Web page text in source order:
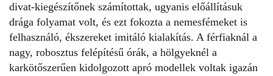
divat-kiegészítőnek számítottak, ugyanis előállításuk
drága folyamat volt, és ezt fokozta a nemesfémeket is
felhasználó, ékszereket imitáló kialakítás. A férfiaknál a
nagy, robosztus felépítésű órák, a hölgyeknél a
karkötőszerűen kidolgozott apró modellek voltak igazán